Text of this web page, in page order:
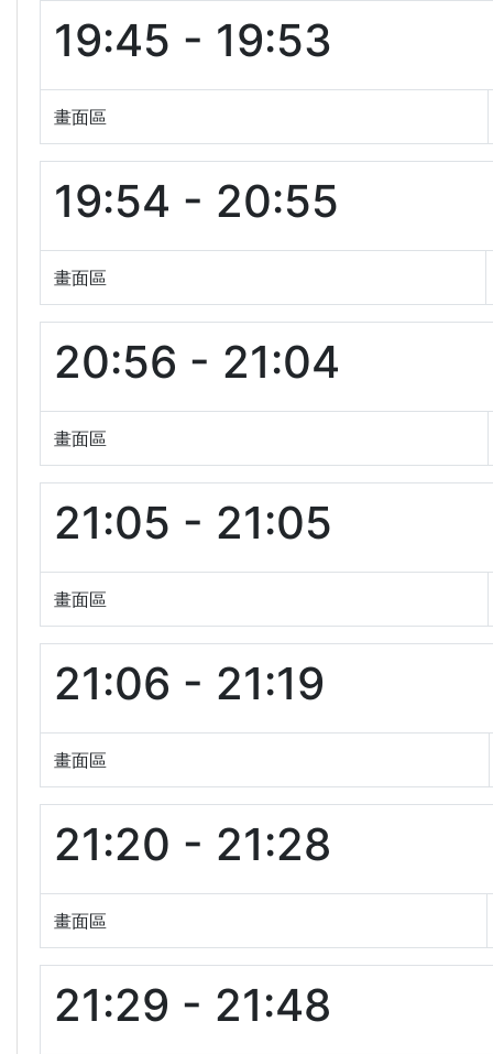
19:45 - 19:53
畫面區
19:54 - 20:55
畫面區
20:56 - 21:04
畫面區
21:05 - 21:05
畫面區
21:06 - 21:19
畫面區
21:20 - 21:28
畫面區
21:29 - 21:48